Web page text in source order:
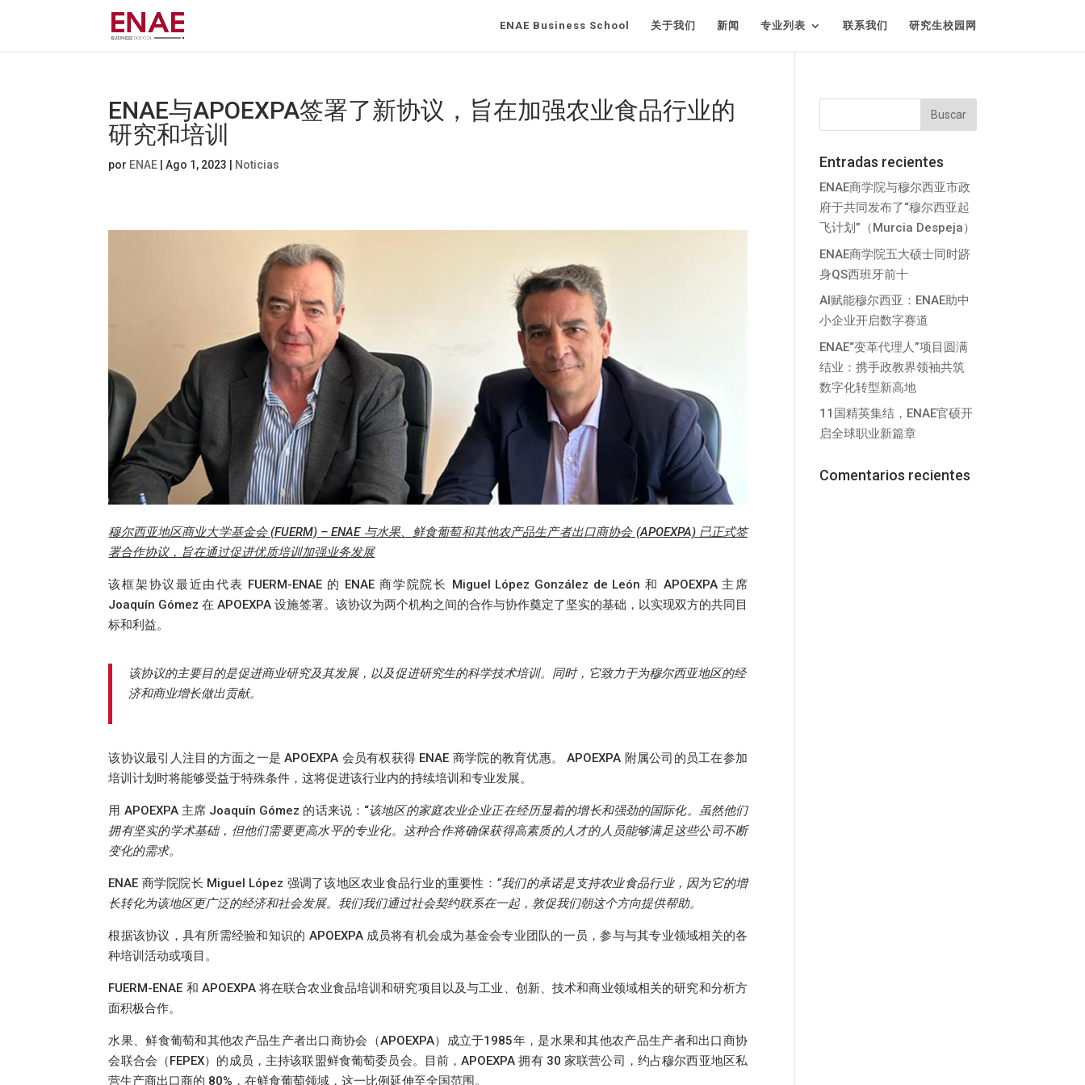
ENAE Business School 关于我们 新闻 专业列表 联系我们 研究生校园网
ENAE与APOEXPA签署了新协议，旨在加强农业食品行业的
研究和培训
por ENAE |Ago 1, 2023 Noticias
穆尔西亚地区商业大学基金会 (FUERM) – ENAE 与水果、鲜食葡萄和其他农产品生产者出口商协会 (APOEXPA) 已正式签
署合作协议，旨在通过促进优质培训加强业务发展
该框架协议最近由代表 FUERM-ENAE 的 ENAE 商学院院长 Miguel López González de León 和 APOEXPA 主席
Joaquín Gómez 在 APOEXPA 设施签署。该协议为两个机构之间的合作与协作奠定了坚实的基础，以实现双方的共同目
标和利益。
该协议的主要目的是促进商业研究及其发展，以及促进研究生的科学技术培训。同时，它致力于为穆尔西亚地区的经
济和商业增长做出贡献。
该协议最引人注目的方面之一是 APOEXPA 会员有权获得 ENAE 商学院的教育优惠。 APOEXPA 附属公司的员工在参加
培训计划时将能够受益于特殊条件，这将促进该行业内的持续培训和专业发展。
用 APOEXPA 主席 Joaquín Gómez 的话来说：“该地区的家庭农业企业正在经历显着的增长和强劲的国际化。虽然他们
拥有坚实的学术基础，但他们需要更高水平的专业化。这种合作将确保获得高素质的人才的人员能够满足这些公司不断
变化的需求。
ENAE 商学院院长 Miguel López 强调了该地区农业食品行业的重要性： “我们的承诺是支持农业食品行业，因为它的增
长转化为该地区更广泛的经济和社会发展。我们我们通过社会契约联系在一起，敦促我们朝这个方向提供帮助。
根据该协议，具有所需经验和知识的 APOEXPA 成员将有机会成为基金会专业团队的一员，参与与其专业领域相关的各
种培训活动或项目。
FUERM-ENAE 和 APOEXPA 将在联合农业食品培训和研究项目以及与工业、创新、技术和商业领域相关的研究和分析方
面积极合作。
水果、鲜食葡萄和其他农产品生产者出口商协会（APOEXPA）成立于1985年，是水果和其他农产品生产者和出口商协
会联合会（FEPEX）的成员，主持该联盟鲜食葡萄委员会。目前，APOEXPA 拥有 30 家联营公司，约占穆尔西亚地区私
营生产商出口商的 80%，在鲜食葡萄领域，这一比例延伸至全国范围。
Entradas recientes
ENAE商学院与穆尔西亚市政
府于共同发布了“穆尔西亚起
飞计划”（Murcia Despeja）
ENAE商学院五大硕士同时跻
身QS西班牙前十
AI赋能穆尔西亚：ENAE助中
小企业开启数字赛道
ENAE“变革代理人”项目圆满
结业：携手政教界领袖共筑
数字化转型新高地
11国精英集结，ENAE官硕开
启全球职业新篇章
Comentarios recientes